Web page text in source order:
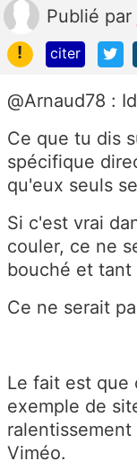
Publié par
!
citer
@Arnaud78 :
Ce que tu dis
spécifique
qu'eux seuls
Si c'est vrai
couler, ce ne
bouché et tant
Ce ne serait
Le fait est que
exemple de
Viméo.